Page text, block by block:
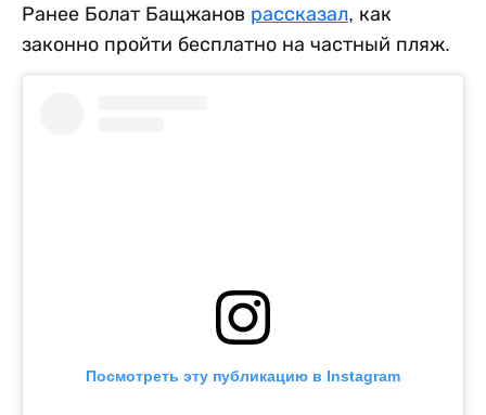
Ранее Болат Бащжанов рассказал, как
законно пройти бесплатно на частный пляж.
Посмотреть эту публикацию в Instagram